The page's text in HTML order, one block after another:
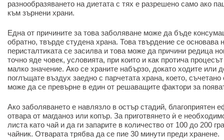
разнообразяването на диетата с тях е разрешено само ако
към зърнени храни.
Една от причините за това заболяване може да бъде
обратно, твърде студена храна. Това твърдение се основава
перисталтиката се засилва и това може да причини редица
точно яде човек, условията, при които и как протича
малко значение. Ако се храните набързо, докато ходите или
поглъщате въздух заедно с парчетата храна, което,
може да се превърне в един от решаващите фактори за
Ако заболяването е навлязло в остър стадий, благоприятен
отвара от магданоз или копър. За приготвянето ѝ е
листа като чай и да ги запарите в количество от 100 до 200
чайник. Отварата трябва да се пие 30 минути преди хранене.